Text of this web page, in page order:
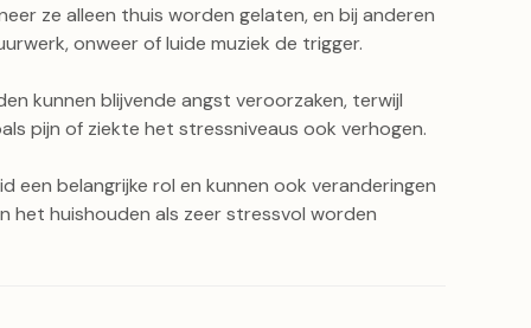
ze alleen thuis worden gelaten, en bij anderen
onweer of luide muziek de trigger.
kunnen blijvende angst veroorzaken, terwijl
pijn of ziekte het stressniveaus ook verhogen.
een belangrijke rol en kunnen ook veranderingen
het huishouden als zeer stressvol worden